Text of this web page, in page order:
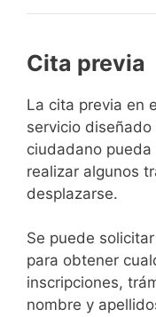
Cita previa
​​​​​​​​​​​​​​​​​​​​​​​​​​​​La cita previa en
servicio
ciudadano
realizar algunos
desplazarse.​
Se puede
para obtener
inscripciones,
nombre y